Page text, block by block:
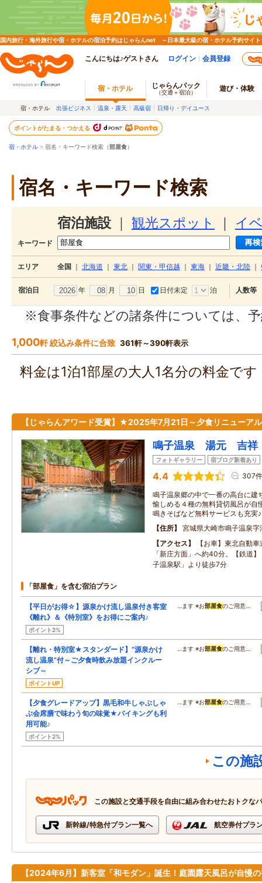
国内旅行・海外旅行や宿・ホテルの宿泊予約はじゃらんnet ～日本最大級の宿・ホテル予約サイト
こんにちは♪ゲストさん ログイン 会員登録
宿・ホテル じゃらんパック
（交通＋宿泊） 遊び・体験
宿・ホテル 出張ビジネス 温泉・露天 高級宿 日帰り・デイユース
ポイントがたまる・つかえる
宿・ホテル > 宿名・キーワード検索（部屋食）
宿名・キーワード検索
宿泊施設 観光スポット イ
キーワード
エリア 全国 北海道 東北 関東・甲信越 東海 近畿・北陸
宿泊日 年 月 日 日付未定 泊 人数等
※食事条件などの諸条件については、
1,000軒 絞込み条件に合致 361軒～390軒表示
料金は1泊1部屋の大人1名分の料金で
【じゃらんアワード受賞】★2025年7月21日～夕食リニューア
鳴子温泉 湯元 吉祥
フォトギャラリー 宿ブログ新着あり
4.4 307件
鳴子温泉郷の中で一番の高台に建
愉しめる４種の無料貸切風呂が自
鳴きそばなど無料サービスも充実♪
住所
宮城県大崎市鳴子温泉
アクセス
【お車】東北自動
「新庄方面」へ約40分。【鉄道
子温泉駅」より徒歩7分
「部屋食」を含む宿泊プラン
【平日がお得☆】源泉かけ流し温泉付き客室
《離れ》＆《特別室》をお得にご案内♪
ポイント2%
…ます ※お部屋食のご用意…
【離れ・特別室★スタンダード】”源泉かけ
流し温泉”付～ご夕食時飲み放題インクルー
シブ～
ポイントUP
…ます ※お部屋食のご用意…
【夕食グレードアップ】黒毛和牛しゃぶしゃ
ぶ会席膳で味わう旬の味覚★バイキングも利
用可能♪
ポイント2%
…ます ※お部屋食のご用意…
この施
この施設と交通手段を自由に組み合わせたおトクな
新幹線/特急付プラン一覧へ 航空券付プラ
【2024年6月】新客室「和モダン」誕生！庭園露天風呂が自慢